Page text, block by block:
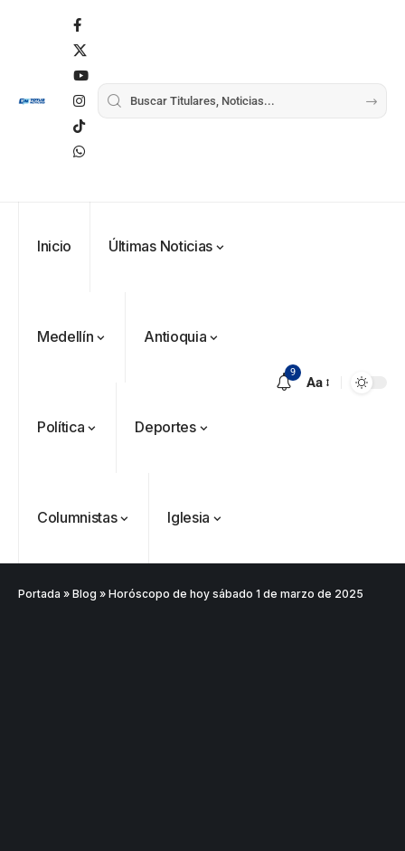
Inicio Últimas Noticias
Medellín Antioquia
Política Deportes
Columnistas Iglesia
9
Aa
Portada » Blog » Horóscopo de hoy sábado 1 de marzo de 2025